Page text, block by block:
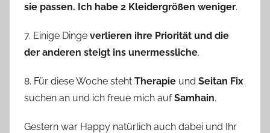
sie passen. Ich habe 2 Kleidergrößen weniger.
7. Einige Dinge verlieren ihre Priorität und die
der anderen steigt ins unermessliche.
8. Für diese Woche steht Therapie und Seitan Fix
suchen an und ich freue mich aufSamhain.
Gestern war Happy natürlich auch dabei und Ihr